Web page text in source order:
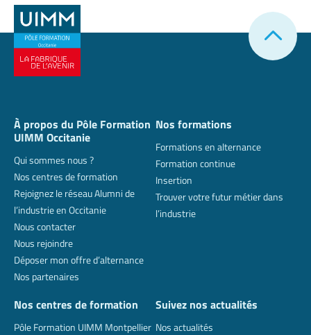
À propos du Pôle Formation
UIMM Occitanie
Qui sommes nous ?
Nos centres de formation
Rejoignez le réseau Alumni de
l’industrie en Occitanie
Nous contacter
Nous rejoindre
Déposer mon offre d’alternance
Nos partenaires
Nos formations
Formations en alternance
Formation continue
Insertion
Trouver votre futur métier dans
l’industrie
Nos centres de formation
Pôle Formation UIMM Montpellier
Suivez nos actualités
Nos actualités